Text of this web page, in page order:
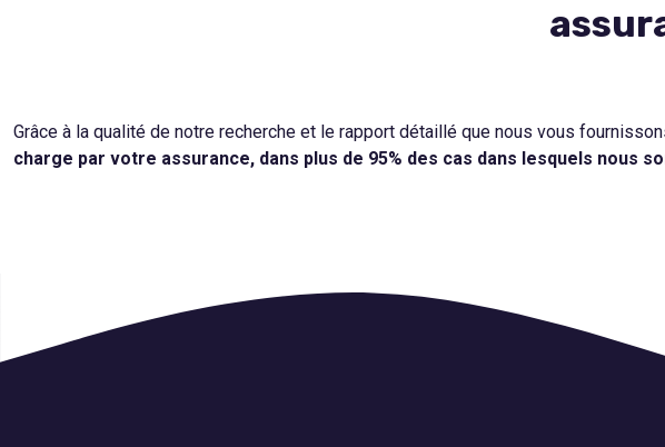
Grâce à la qualité de notre recherche et le rapport détaillé que nous vous
charge par votre assurance, dans plus de 95% des cas dans lesquels nous